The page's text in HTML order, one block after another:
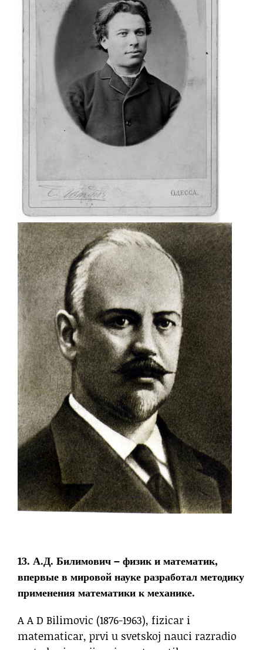
13. А.Д. Билимович – физик и математик,
впервые в мировой науке разработал методику
применения математики к механике.
A A D Bilimovic (1876-1963), fizicar i
matematicar, prvi u svetskoj nauci razradio